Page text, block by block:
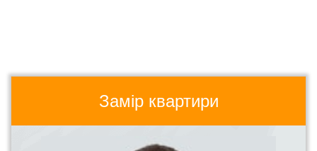
Замір квартири